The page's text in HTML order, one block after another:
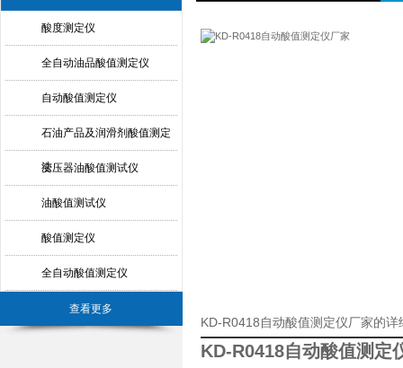
酸度测定仪
全自动油品酸值测定仪
自动酸值测定仪
石油产品及润滑剂酸值测定
法
变压器油酸值测试仪
油酸值测试仪
酸值测定仪
全自动酸值测定仪
查看更多
KD-R0418自动酸值测定仪厂家的详
KD-R0418自动酸值测定